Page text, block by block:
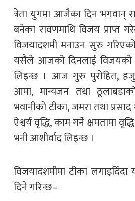
त्रेता युगमा आजैका दिन भगवान्
बनेका रावणमाथि विजय प्राप्त
विजयादशमी मनाउन सुरु गरिएको
यसैले आजको दिनलाई विजयको
लिइन्छ । आज गुरु पुरोहित,
आमा, मान्यजन तथा
भवानीको टीका, जमरा तथा
ऐश्वर्य वृद्धि, काम गर्ने क्षमतामा
भनी आशीर्वाद लिइन्छ ।
विजयादशमीमा टीका लगाइदिँदा
दिने गरिन्छ–